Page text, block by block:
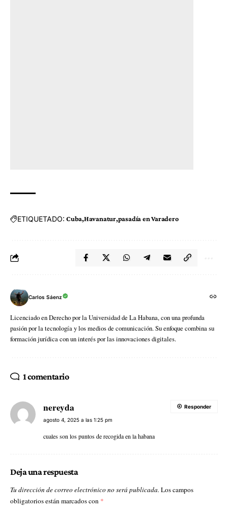
ETIQUETADO: Cuba Havanatur pasadía en Varadero
Carlos Sáenz
Licenciado en Derecho por la Universidad de La Habana, con una profunda
pasión por la tecnología y los medios de comunicación. Su enfoque combina su
formación jurídica con un interés por las innovaciones digitales.
1 comentario
nereyda
agosto 4, 2025 a las 1:25 pm
cuales son los puntos de recogida en la habana
Responder
Deja una respuesta
Tu dirección de correo electrónico no será publicada. Los campos
obligatorios están marcados con *